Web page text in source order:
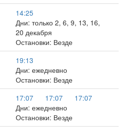
14:25
Дни: только 2, 6, 9, 13, 16,
20 декабря
Остановки: Везде
19:13
Дни: ежедневно
Остановки: Везде
17:07 17:07
17:07
Дни: ежедневно
Остановки: Везде